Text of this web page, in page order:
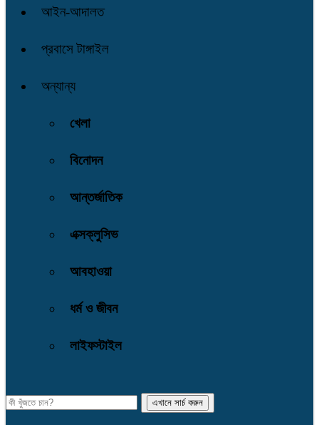
আইন-আদালত
প্রবাসে টাঙ্গাইল
অন্যান্য
খেলা
বিনোদন
আন্তর্জাতিক
এক্সক্লুসিভ
আবহাওয়া
ধর্ম ও জীবন
লাইফস্টাইল